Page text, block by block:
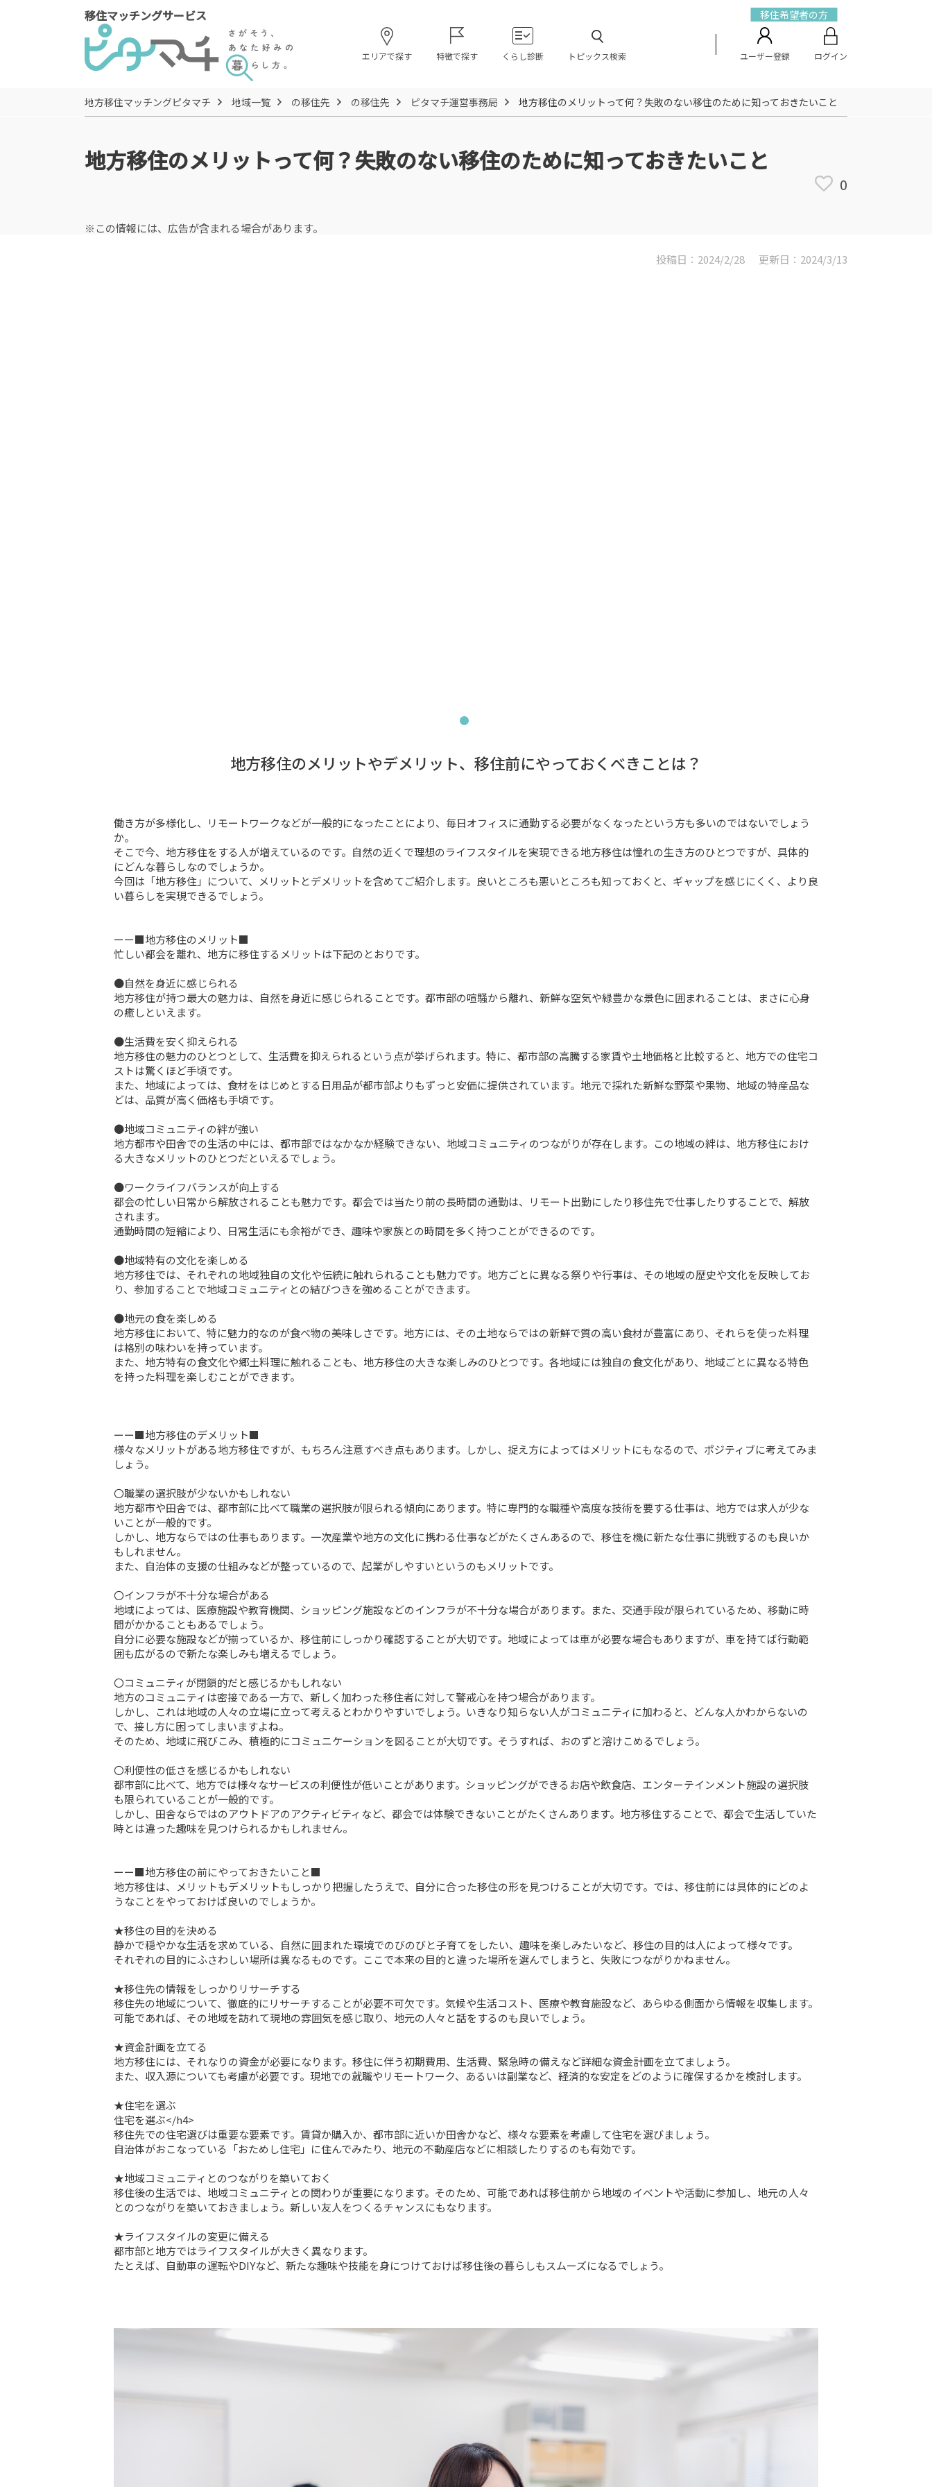
移住マッチングサービス
エリアで探す 特徴で探す くらし診断 トピックス検索
移住希望者の方
ユーザー登録 ログイン
地方移住マッチングピタマチ 地域一覧 の移住先 の移住先 ピタマチ運営事務局 地方移住のメリットって何？失敗のない移住のために知っておきたいこと
地方移住のメリットって何？失敗のない移住のために知っておきたいこと
0
※この情報には、広告が含まれる場合があります。
投稿日：2024/2/28 更新日：2024/3/13
地方移住のメリットやデメリット、移住前にやっておくべきことは？
働き方が多様化し、リモートワークなどが一般的になったことにより、毎日オフィスに通勤する必要がなくなったという方も多いのではないでしょう
か。
そこで今、地方移住をする人が増えているのです。自然の近くで理想のライフスタイルを実現できる地方移住は憧れの生き方のひとつですが、具体的
にどんな暮らしなのでしょうか。
今回は「地方移住」について、メリットとデメリットを含めてご紹介します。良いところも悪いところも知っておくと、ギャップを感じにくく、より良
い暮らしを実現できるでしょう。
ーー■地方移住のメリット■
忙しい都会を離れ、地方に移住するメリットは下記のとおりです。
●自然を身近に感じられる
地方移住が持つ最大の魅力は、自然を身近に感じられることです。都市部の喧騒から離れ、新鮮な空気や緑豊かな景色に囲まれることは、まさに心身
の癒しといえます。
●生活費を安く抑えられる
地方移住の魅力のひとつとして、生活費を抑えられるという点が挙げられます。特に、都市部の高騰する家賃や土地価格と比較すると、地方での住宅コ
ストは驚くほど手頃です。
また、地域によっては、食材をはじめとする日用品が都市部よりもずっと安価に提供されています。地元で採れた新鮮な野菜や果物、地域の特産品な
どは、品質が高く価格も手頃です。
●地域コミュニティの絆が強い
地方都市や田舎での生活の中には、都市部ではなかなか経験できない、地域コミュニティのつながりが存在します。この地域の絆は、地方移住におけ
る大きなメリットのひとつだといえるでしょう。
●ワークライフバランスが向上する
都会の忙しい日常から解放されることも魅力です。都会では当たり前の長時間の通勤は、リモート出勤にしたり移住先で仕事したりすることで、解放
されます。
通勤時間の短縮により、日常生活にも余裕ができ、趣味や家族との時間を多く持つことができるのです。
●地域特有の文化を楽しめる
地方移住では、それぞれの地域独自の文化や伝統に触れられることも魅力です。地方ごとに異なる祭りや行事は、その地域の歴史や文化を反映してお
り、参加することで地域コミュニティとの結びつきを強めることができます。
●地元の食を楽しめる
地方移住において、特に魅力的なのが食べ物の美味しさです。地方には、その土地ならではの新鮮で質の高い食材が豊富にあり、それらを使った料理
は格別の味わいを持っています。
また、地方特有の食文化や郷土料理に触れることも、地方移住の大きな楽しみのひとつです。各地域には独自の食文化があり、地域ごとに異なる特色
を持った料理を楽しむことができます。
ーー■地方移住のデメリット■
様々なメリットがある地方移住ですが、もちろん注意すべき点もあります。しかし、捉え方によってはメリットにもなるので、ポジティブに考えてみま
しょう。
〇職業の選択肢が少ないかもしれない
地方都市や田舎では、都市部に比べて職業の選択肢が限られる傾向にあります。特に専門的な職種や高度な技術を要する仕事は、地方では求人が少な
いことが一般的です。
しかし、地方ならではの仕事もあります。一次産業や地方の文化に携わる仕事などがたくさんあるので、移住を機に新たな仕事に挑戦するのも良いか
もしれません。
また、自治体の支援の仕組みなどが整っているので、起業がしやすいというのもメリットです。
〇インフラが不十分な場合がある
地域によっては、医療施設や教育機関、ショッピング施設などのインフラが不十分な場合があります。また、交通手段が限られているため、移動に時
間がかかることもあるでしょう。
自分に必要な施設などが揃っているか、移住前にしっかり確認することが大切です。地域によっては車が必要な場合もありますが、車を持てば行動範
囲も広がるので新たな楽しみも増えるでしょう。
〇コミュニティが閉鎖的だと感じるかもしれない
地方のコミュニティは密接である一方で、新しく加わった移住者に対して警戒心を持つ場合があります。
しかし、これは地域の人々の立場に立って考えるとわかりやすいでしょう。いきなり知らない人がコミュニティに加わると、どんな人かわからないの
で、接し方に困ってしまいますよね。
そのため、地域に飛びこみ、積極的にコミュニケーションを図ることが大切です。そうすれば、おのずと溶けこめるでしょう。
〇利便性の低さを感じるかもしれない
都市部に比べて、地方では様々なサービスの利便性が低いことがあります。ショッピングができるお店や飲食店、エンターテインメント施設の選択肢
も限られていることが一般的です。
しかし、田舎ならではのアウトドアのアクティビティなど、都会では体験できないことがたくさんあります。地方移住することで、都会で生活していた
時とは違った趣味を見つけられるかもしれません。
ーー■地方移住の前にやっておきたいこと■
地方移住は、メリットもデメリットもしっかり把握したうえで、自分に合った移住の形を見つけることが大切です。では、移住前には具体的にどのよ
うなことをやっておけば良いのでしょうか。
★移住の目的を決める
静かで穏やかな生活を求めている、自然に囲まれた環境でのびのびと子育てをしたい、趣味を楽しみたいなど、移住の目的は人によって様々です。
それぞれの目的にふさわしい場所は異なるものです。ここで本来の目的と違った場所を選んでしまうと、失敗につながりかねません。
★移住先の情報をしっかりリサーチする
移住先の地域について、徹底的にリサーチすることが必要不可欠です。気候や生活コスト、医療や教育施設など、あらゆる側面から情報を収集します。
可能であれば、その地域を訪れて現地の雰囲気を感じ取り、地元の人々と話をするのも良いでしょう。
★資金計画を立てる
地方移住には、それなりの資金が必要になります。移住に伴う初期費用、生活費、緊急時の備えなど詳細な資金計画を立てましょう。
また、収入源についても考慮が必要です。現地での就職やリモートワーク、あるいは副業など、経済的な安定をどのように確保するかを検討します。
★住宅を選ぶ
住宅を選ぶ</h4>
移住先での住宅選びは重要な要素です。賃貸か購入か、都市部に近いか田舎かなど、様々な要素を考慮して住宅を選びましょう。
自治体がおこなっている「おためし住宅」に住んでみたり、地元の不動産店などに相談したりするのも有効です。
★地域コミュニティとのつながりを築いておく
移住後の生活では、地域コミュニティとの関わりが重要になります。そのため、可能であれば移住前から地域のイベントや活動に参加し、地元の人々
とのつながりを築いておきましょう。新しい友人をつくるチャンスにもなります。
★ライフスタイルの変更に備える
都市部と地方ではライフスタイルが大きく異なります。
たとえば、自動車の運転やDIYなど、新たな趣味や技能を身につけておけば移住後の暮らしもスムーズになるでしょう。